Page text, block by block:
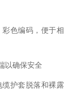
色编码，便于相
以确保安全
护套脱落和裸露